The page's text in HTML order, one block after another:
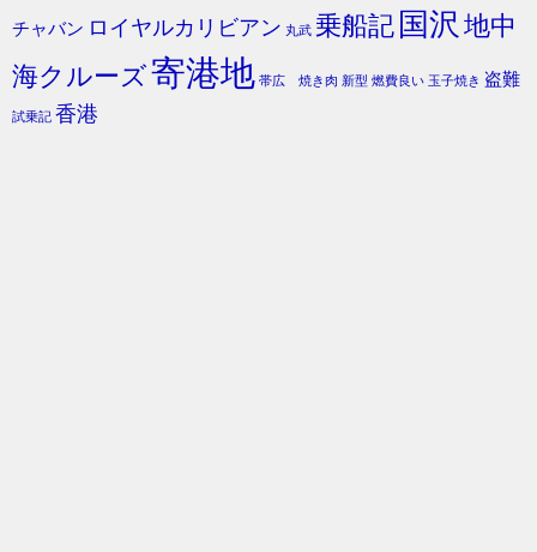
チャバン ロイヤルカリビアン 丸武 乗船記 国沢 地中
海クルーズ寄港地 帯広 焼き肉 新型 燃費良い 玉子焼き 盗難
試乗記 香港